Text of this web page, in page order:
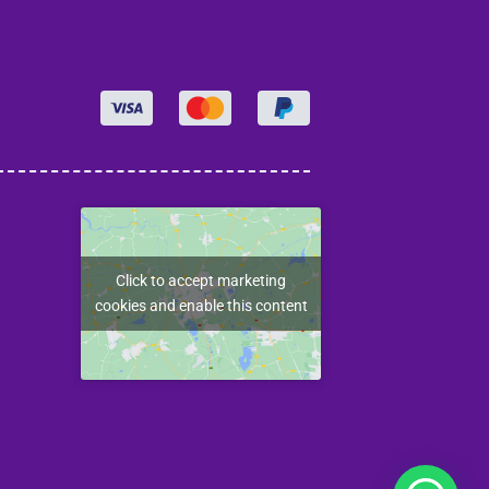
Click to accept marketing
cookies and enable this content